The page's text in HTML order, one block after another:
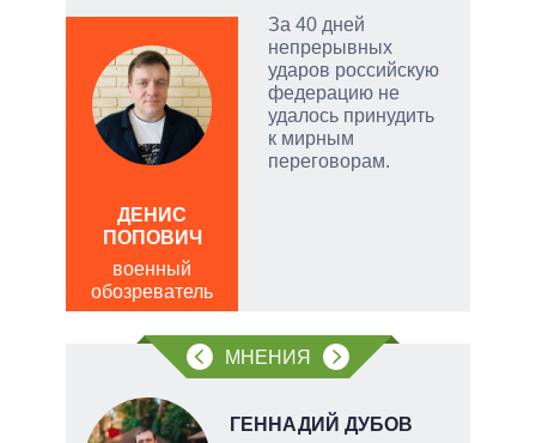
За 40 дней
непрерывных
ударов российскую
федерацию не
удалось принудить
к мирным
переговорам.
ДЕНИС
ПОПОВИЧ
военный
обозреватель
МНЕНИЯ
ГЕННАДИЙ ДУБОВ